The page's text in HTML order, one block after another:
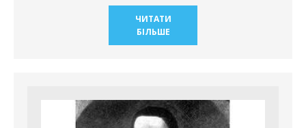
ЧИТАТИ
БІЛЬШЕ